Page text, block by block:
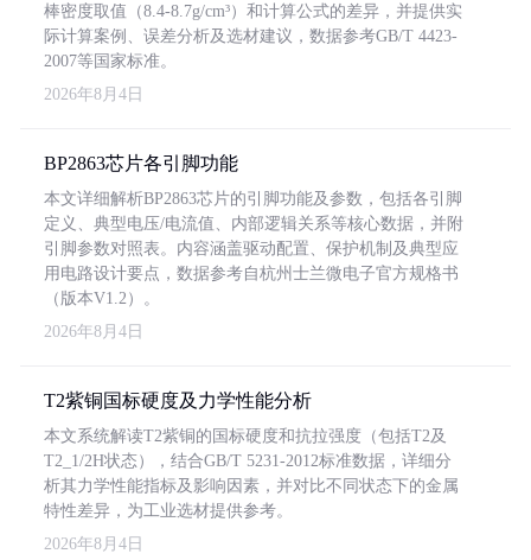
棒密度取值（8.4-8.7g/cm³）和计算公式的差异，并提供实
际计算案例、误差分析及选材建议，数据参考GB/T 4423-
2007等国家标准。
2026年8月4日
BP2863芯片各引脚功能
本文详细解析BP2863芯片的引脚功能及参数，包括各引脚
定义、典型电压/电流值、内部逻辑关系等核心数据，并附
引脚参数对照表。内容涵盖驱动配置、保护机制及典型应
用电路设计要点，数据参考自杭州士兰微电子官方规格书
（版本V1.2）。
2026年8月4日
T2紫铜国标硬度及力学性能分析
本文系统解读T2紫铜的国标硬度和抗拉强度（包括T2及
T2_1/2H状态），结合GB/T 5231-2012标准数据，详细分
析其力学性能指标及影响因素，并对比不同状态下的金属
特性差异，为工业选材提供参考。
2026年8月4日